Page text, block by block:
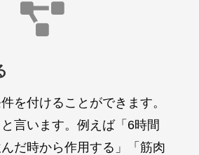

を付けることができます。
言います。例えば「6時間
だ時から作用する」「筋肉